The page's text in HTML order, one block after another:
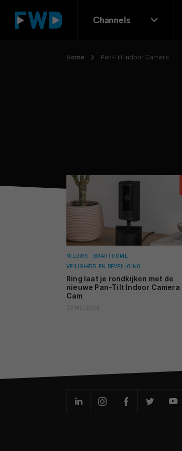
Channels
Home Pan-Tilt Indoor Camera
NIEUWS
SMARTHOME
VEILIGHEID EN BEVEILIGING
Ring laat je rondkijken met de
nieuwe Pan-Tilt Indoor Camera
Cam
02 MEI 2024